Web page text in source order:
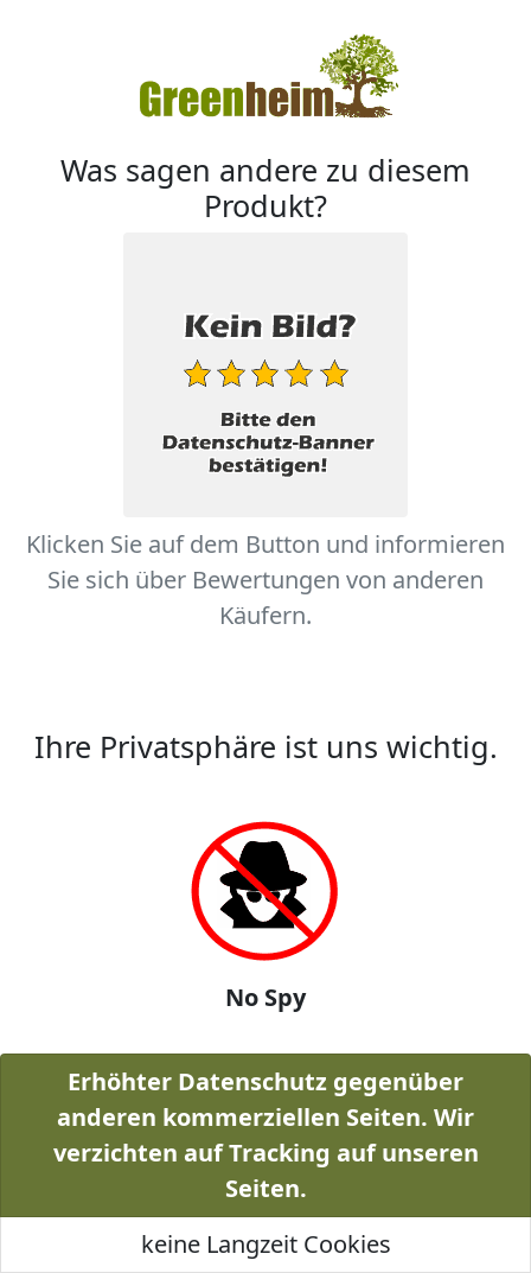
Was sagen andere zu diesem
Produkt?
Klicken Sie auf dem Button und informieren
Sie sich über Bewertungen von anderen
Käufern.
Ihre Privatsphäre ist uns wichtig.
No Spy
Erhöhter Datenschutz gegenüber
anderen kommerziellen Seiten. Wir
verzichten auf Tracking auf unseren
Seiten.
keine Langzeit Cookies